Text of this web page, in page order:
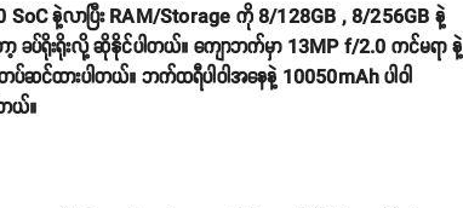
နဲ့လာပြီး RAM/Storage ကို 8/128GB , 8/256GB နဲ့
ခပ်ရိုးရိုးလို့ ဆိုနိုင်ပါတယ်။ ကျောဘက်မှာ 13MP f/2.0 ကင်မရာ နဲ့
ဆင်ထားပါတယ်။ ဘက်ထရီပါဝါအနေနဲ့ 10050mAh ပါဝါ
ယ်။